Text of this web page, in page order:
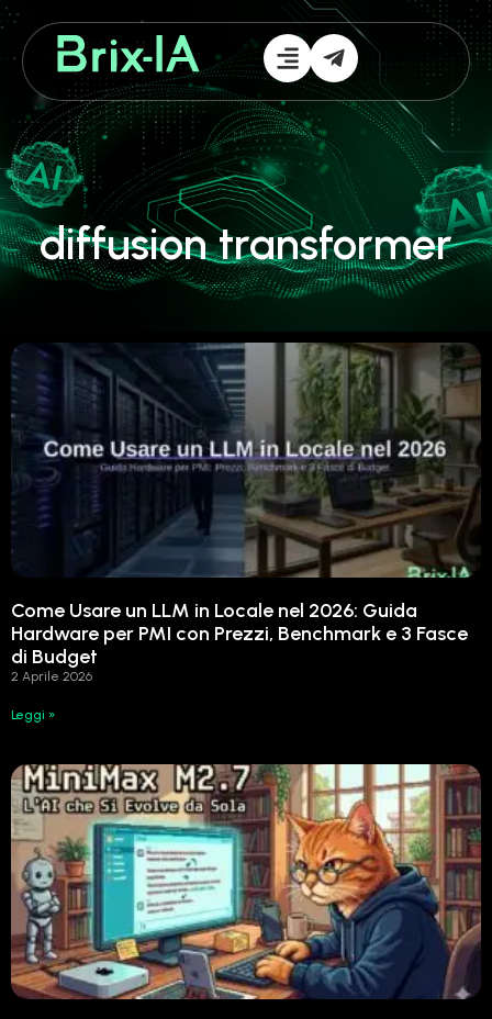
diffusion transformer
Come Usare un LLM in Locale nel 2026: Guida
Hardware per PMI con Prezzi, Benchmark e 3 Fasce
di Budget
2 Aprile 2026
Leggi »